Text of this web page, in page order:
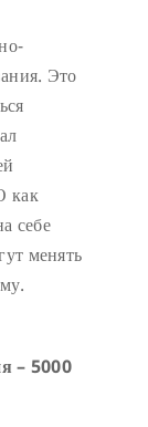
Это
как
себе
менять
– 5000